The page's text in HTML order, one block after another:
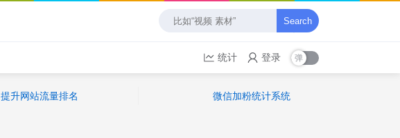
Search
统计 登录
提升网站流量排名 微信加粉统计系统